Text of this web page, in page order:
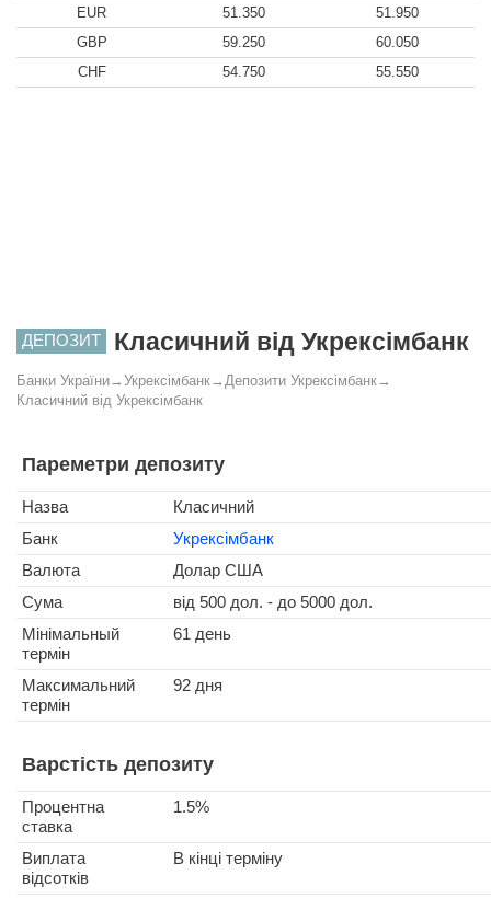
EUR
51.350
51.950
GBP
59.250
60.050
CHF
54.750 55.550
ДЕПОЗИТ Класичний від Укрексімбанк
Банки України→ Укрексімбанк→ Депозити Укрексімбанк→
Класичний від Укрексімбанк
Пареметри депозиту
Назва
Класичний
Банк
Укрексімбанк
Валюта
Долар США
Сума
від 500 дол. - до 5000 дол.
Мінімальный
термін
61 день
Максимальний
термін
92 дня
Варстість депозиту
Процентна
ставка
1.5%
Виплата
відсотків
В кінці терміну